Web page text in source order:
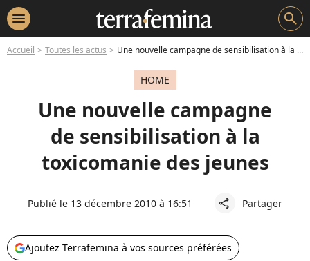
menu search
Accueil Toutes les actus Une nouvelle campagne de sensibilisation à la toxicomanie des jeunes
HOME
Une nouvelle campagne
de sensibilisation à la
toxicomanie des jeunes
Publié le 13 décembre 2010 à 16:51 share Partager
Ajoutez Terrafemina à vos sources préférées